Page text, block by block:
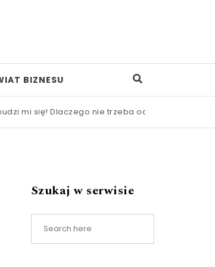
BIZNESU
się! Dlaczego nie trzeba od razu ratować dziecka
Szukaj w serwisie